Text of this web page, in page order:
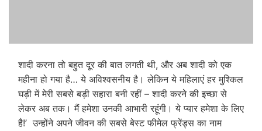
शादी करना तो बहुत दूर की बात लगती थी, और अब शादी को एक
महीना हो गया है… ये अविश्वसनीय है। लेकिन ये महिलाएं हर मुश्किल
घड़ी में मेरी सबसे बड़ी सहारा बनी रहीं – शादी करने की इच्छा से
लेकर अब तक। मैं हमेशा उनकी आभारी रहूंगी। ये प्यार हमेशा के लिए
है!’ उन्होंने अपने जीवन की सबसे बेस्ट फीमेल फ्रेंड्स का नाम